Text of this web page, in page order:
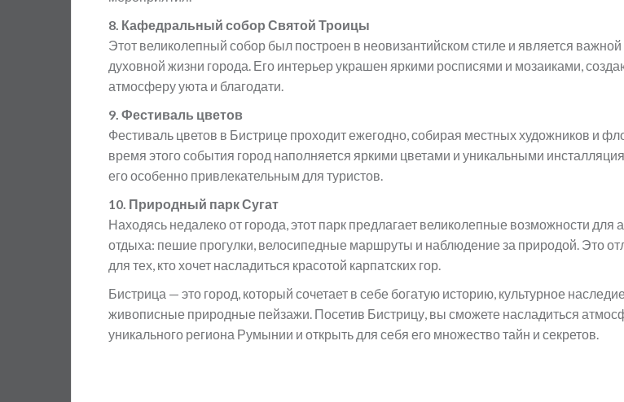
8. Кафедральный собор Святой Троицы
Этот великолепный собор был построен в неовизантийском стиле и является
духовной жизни города. Его интерьер украшен яркими росписями и мозаиками,
атмосферу уюта и благодати.
9. Фестиваль цветов
Фестиваль цветов в Бистрице проходит ежегодно, собирая местных художников и
время этого события город наполняется яркими цветами и уникальными
его особенно привлекательным для туристов.
10. Природный парк Сугат
Находясь недалеко от города, этот парк предлагает великолепные возможности для
отдыха: пешие прогулки, велосипедные маршруты и наблюдение за природой. Это
для тех, кто хочет насладиться красотой карпатских гор.
Бистрица — это город, который сочетает в себе богатую историю, культурное
живописные природные пейзажи. Посетив Бистрицу, вы сможете насладиться
уникального региона Румынии и открыть для себя его множество тайн и секретов.